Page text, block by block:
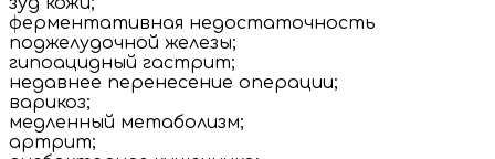
ферментативная недостаточность
поджелудочной железы;
гипоацидный гастрит;
недавнее перенесение операции;
варикоз;
медленный метаболизм;
артрит;